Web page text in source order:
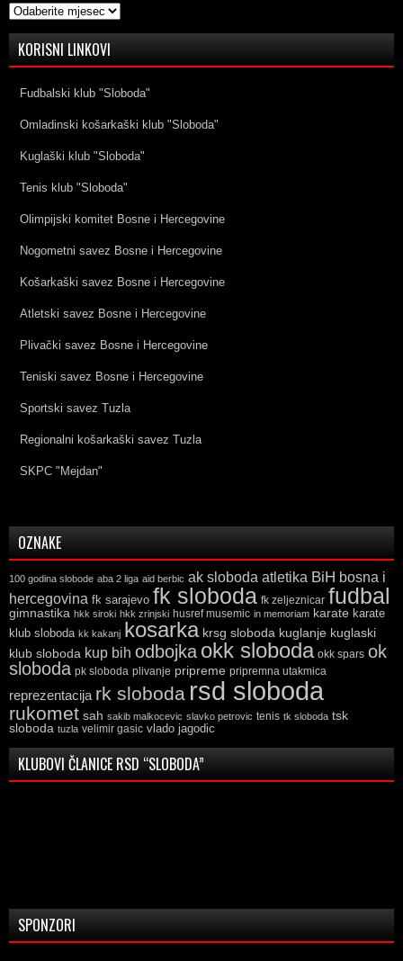
Arhive
KORISNI LINKOVI
Fudbalski klub "Sloboda"
Omladinski košarkaški klub "Sloboda"
Kuglaški klub "Sloboda"
Tenis klub "Sloboda"
Olimpijski komitet Bosne i Hercegovine
Nogometni savez Bosne i Hercegovine
Košarkaški savez Bosne i Hercegovine
Atletski savez Bosne i Hercegovine
Plivački savez Bosne i Hercegovine
Teniski savez Bosne i Hercegovine
Sportski savez Tuzla
Regionalni košarkaški savez Tuzla
SKPC "Mejdan"
OZNAKE
100 godina slobode aba 2 liga aid berbic ak sloboda atletika BiH bosna i
hercegovina fk sarajevo fk sloboda fk zeljeznicar fudbal
gimnastika hkk siroki hkk zrinjski husref musemic in memoriam karate karate
klub sloboda kk kakanj kosarka krsg sloboda kuglanje kuglaski
klub sloboda kup bih odbojka okk sloboda okk spars ok
sloboda pk sloboda plivanje pripreme pripremna utakmica
reprezentacija rk sloboda rsd sloboda
rukomet sah sakib malkocevic slavko petrovic tenis tk sloboda tsk
sloboda tuzla velimir gasic vlado jagodic
KLUBOVI ČLANICE RSD “SLOBODA”
SPONZORI